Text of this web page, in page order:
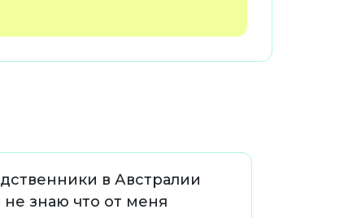
в Австралии
знаю что от меня